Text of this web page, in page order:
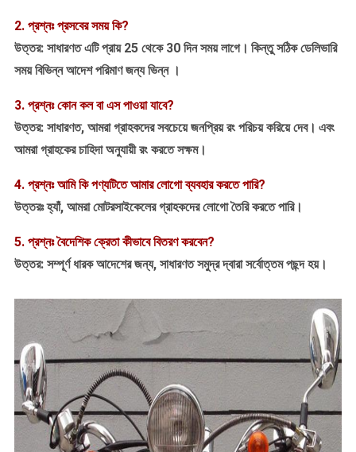
2. প্রশ্নঃ প্রসবের সময় কি?
উত্তর: সাধারণত এটি প্রায় 25 থেকে 30 দিন সময় লাগে। কিন্তু সঠিক ডেলিভারি
সময় বিভিন্ন আদেশ পরিমাণ জন্য ভিন্ন ।
3. প্রশ্নঃ কোন কল বা এস পাওয়া যাবে?
উত্তর: সাধারণত, আমরা গ্রাহকদের সবচেয়ে জনপ্রিয় রং পরিচয় করিয়ে দেব। এবং
আমরা গ্রাহকের চাহিদা অনুযায়ী রং করতে সক্ষম।
4. প্রশ্নঃ আমি কি পণ্যটিতে আমার লোগো ব্যবহার করতে পারি?
উত্তরঃ হ্যাঁ, আমরা মোটরসাইকেলের গ্রাহকদের লোগো তৈরি করতে পারি।
5. প্রশ্নঃ বৈদেশিক ক্রেতা কীভাবে বিতরণ করবেন?
উত্তর: সম্পূর্ণ ধারক আদেশের জন্য, সাধারণত সমুদ্র দ্বারা সর্বোত্তম পছন্দ হয়।